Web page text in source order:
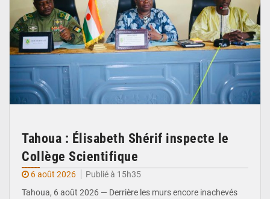
Tahoua : Élisabeth Shérif inspecte le
Collège Scientifique
6 août 2026
Publié à 15h35
Tahoua, 6 août 2026 — Derrière les murs encore inachevés